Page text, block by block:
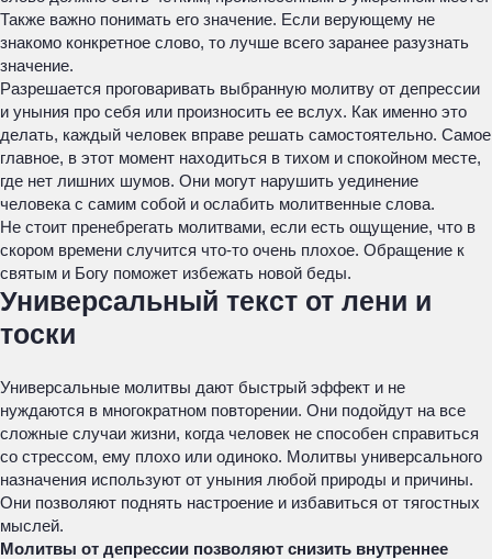
Также важно понимать его значение. Если верующему не
знакомо конкретное слово, то лучше всего заранее разузнать
значение.
Разрешается проговаривать выбранную молитву от депрессии
и уныния про себя или произносить ее вслух. Как именно это
делать, каждый человек вправе решать самостоятельно. Самое
главное, в этот момент находиться в тихом и спокойном месте,
где нет лишних шумов. Они могут нарушить уединение
человека с самим собой и ослабить молитвенные слова.
Не стоит пренебрегать молитвами, если есть ощущение, что в
скором времени случится что-то очень плохое. Обращение к
святым и Богу поможет избежать новой беды.
Универсальный текст от лени и
тоски
Универсальные молитвы дают быстрый эффект и не
нуждаются в многократном повторении. Они подойдут на все
сложные случаи жизни, когда человек не способен справиться
со стрессом, ему плохо или одиноко. Молитвы универсального
назначения используют от уныния любой природы и причины.
Они позволяют поднять настроение и избавиться от тягостных
мыслей.
Молитвы от депрессии позволяют снизить внутреннее